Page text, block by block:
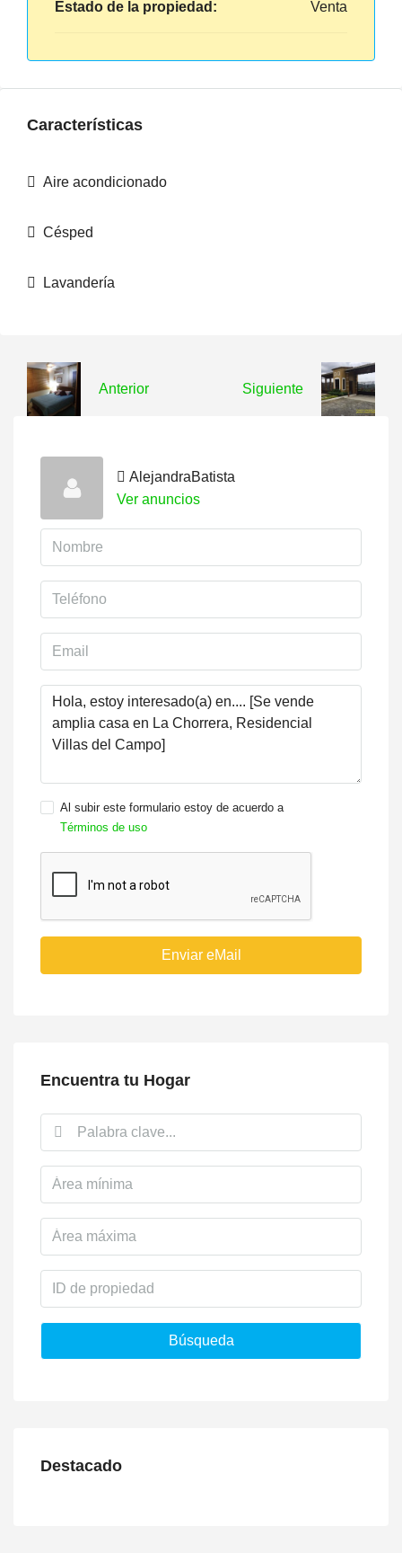
Estado de la propiedad: Venta
Características
Aire acondicionado
Césped
Lavandería
Anterior Siguiente
AlejandraBatista
Ver anuncios
Al subir este formulario estoy de acuerdo a
Términos de uso
Enviar eMail
Encuentra tu Hogar
Búsqueda
Destacado